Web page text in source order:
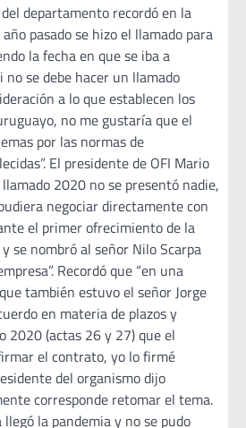
departamento recordó en la
pasado se hizo el llamado para
la fecha en que se iba a
no se debe hacer un llamado
a lo que establecen los
no me gustaría que el
por las normas de
El presidente de OFI Mario
2020 no se presentó nadie,
negociar directamente con
el primer ofrecimiento de la
se nombró al señor Nilo Scarpa
Recordó que “en una
también estuvo el señor Jorge
en materia de plazos y
2020 (actas 26 y 27) que el
el contrato, yo lo firmé
del organismo dijo
corresponde retomar el tema.
llegó la pandemia y no se pudo